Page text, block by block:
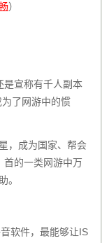
）
是宣称有千人副本
了网游中的惯
，成为国家、帮会
首的一类网游中万
。
软件，最能够让IS